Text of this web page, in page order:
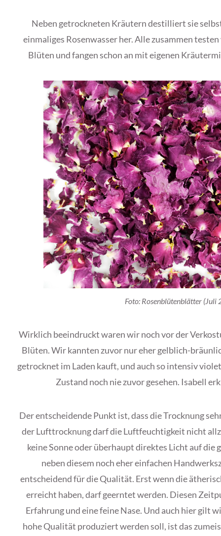
Neben getrockneten Kräutern destilliert sie
einmaliges Rosenwasser her. Alle zusammen
Blüten und fangen schon an mit eigenen
Foto: Rosenblütenblätter (Juli
Wirklich beeindruckt waren wir noch vor der
Blüten. Wir kannten zuvor nur eher gelblich-
getrocknet im Laden kauft, und auch so intensiv
Zustand noch nie zuvor gesehen. Isabell
Der entscheidende Punkt ist, dass die Trocknung
der Lufttrocknung darf die Luftfeuchtigkeit nicht
keine Sonne oder überhaupt direktes Licht auf
neben diesem noch eher einfachen
entscheidend für die Qualität. Erst wenn die
erreicht haben, darf geerntet werden. Diesen
Erfahrung und eine feine Nase. Und auch hier gilt
hohe Qualität produziert werden soll, ist das